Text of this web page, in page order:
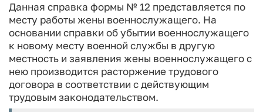
Данная справка формы № 12 представляется по
месту работы жены военнослужащего. На
основании справки об убытии военнослужащего
к новому месту военной службы в другую
местность и заявления жены военнослужащего с
нею производится расторжение трудового
договора в соответствии с действующим
трудовым законодательством.